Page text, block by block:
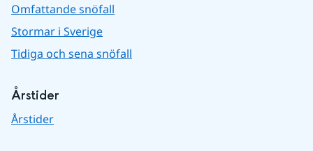
Omfattande snöfall
Stormar i Sverige
Tidiga och sena snöfall
Årstider
Årstider